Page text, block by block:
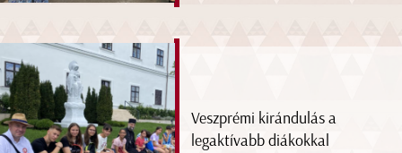
Veszprémi kirándulás a
legaktívabb diákokkal